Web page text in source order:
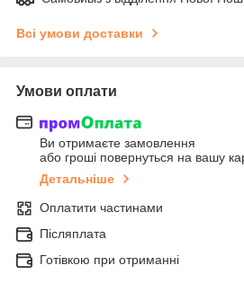
Всі умови доставки
Умови оплати
Ви отримаєте замовлення
або гроші повернуться на вашу
Детальніше
Оплатити частинами
Післяплата
Готівкою при отриманні